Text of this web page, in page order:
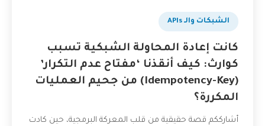
الشبكات والـ APIs
كانت إعادة المحاولة الشبكية تسبب
كوارث: كيف أنقذنا ‘مفتاح عدم التكرار’
(Idempotency-Key) من جحيم العمليات
المكررة؟
أشارككم قصة حقيقية من قلب المعركة البرمجية، حين كادت